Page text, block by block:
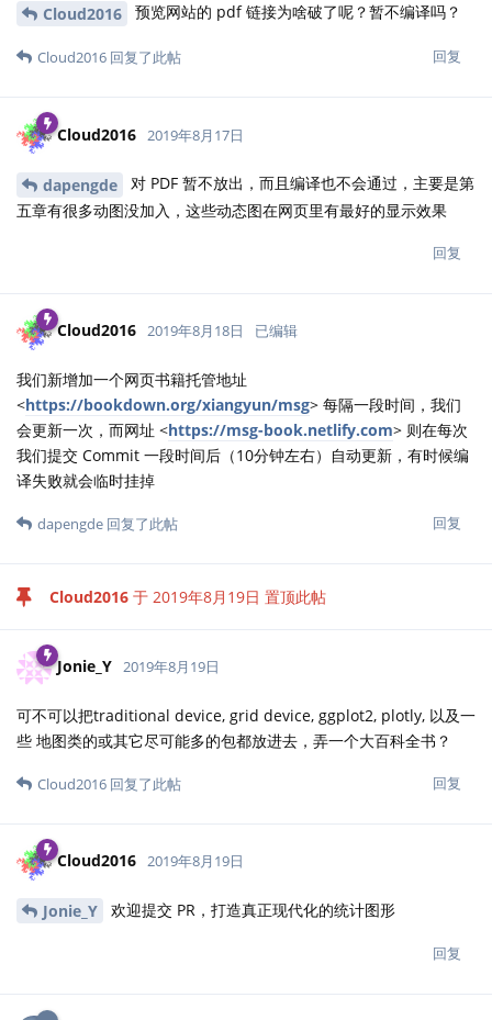
Cloud2016 预览网站的 pdf 链接为啥破了呢？暂不编译吗？
回复
Cloud2016 回复了此帖
Cloud2016 2019年8月17日
dapengde
对 PDF 暂不放出，而且编译也不会通过，主要是第
五章有很多动图没加入，这些动态图在网页里有最好的显示效果
回复
Cloud2016 2019年8月18日 已编辑
我们新增加一个网页书籍托管地址
<https://bookdown.org/xiangyun/msg> 每隔一段时间，我们
会更新一次，而网址 <https://msg-book.netlify.com> 则在每次
我们提交 Commit 一段时间后（10分钟左右）自动更新，有时候编
译失败就会临时挂掉
回复
dapengde 回复了此帖
Cloud2016 于 2019年8月19日 置顶此帖
Jonie_Y 2019年8月19日
可不可以把traditional device, grid device, ggplot2, plotly, 以及一
些 地图类的或其它尽可能多的包都放进去，弄一个大百科全书？
回复
Cloud2016 回复了此帖
Cloud2016 2019年8月19日
Jonie_Y 欢迎提交 PR，打造真正现代化的统计图形
回复